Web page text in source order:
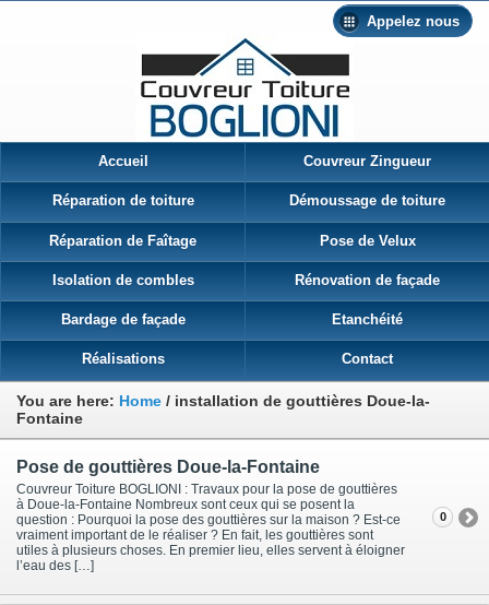
Appelez nous
Accueil Couvreur Zingueur
Réparation de toiture Démoussage de toiture
Réparation de Faîtage Pose de Velux
Isolation de combles Rénovation de façade
Bardage de façade Etanchéité
Réalisations Contact
You are here: Home / installation de gouttières Doue-la-
Fontaine
Pose de gouttières Doue-la-Fontaine
Couvreur Toiture BOGLIONI : Travaux pour la pose de gouttières
à Doue-la-Fontaine Nombreux sont ceux qui se posent la
question : Pourquoi la pose des gouttières sur la maison ? Est-ce
vraiment important de le réaliser ? En fait, les gouttières sont
utiles à plusieurs choses. En premier lieu, elles servent à éloigner
l’eau des […]
0